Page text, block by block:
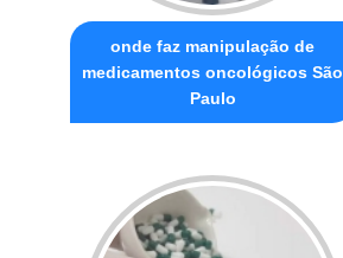
onde faz manipulação de
medicamentos oncológicos São
Paulo